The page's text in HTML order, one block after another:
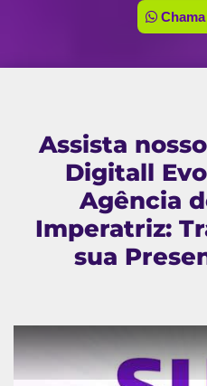
Assista
Digitall
Agência
Imperatriz:
sua